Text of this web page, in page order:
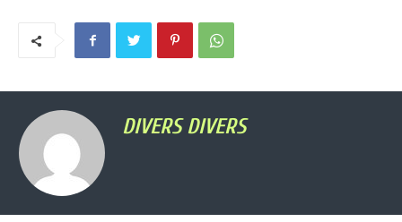
DIVERS DIVERS